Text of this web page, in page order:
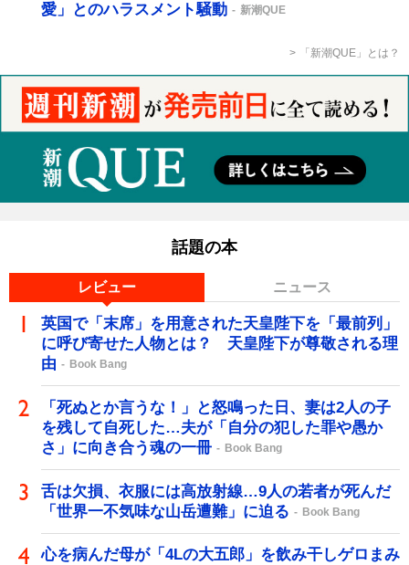
愛」とのハラスメント騒動
新潮QUE
「新潮QUE」とは？
話題の本
レビュー ニュース
英国で「末席」を用意された天皇陛下を「最前列」
に呼び寄せた人物とは？ 天皇陛下が尊敬される理
由
Book Bang
「死ぬとか言うな！」と怒鳴った日、妻は2人の子
を残して自死した…夫が「自分の犯した罪や愚か
さ」に向き合う魂の一冊
Book Bang
舌は欠損、衣服には高放射線…9人の若者が死んだ
「世界一不気味な山岳遭難」に迫る
Book Bang
心を病んだ母が「4Lの大五郎」を飲み干しゲロまみ